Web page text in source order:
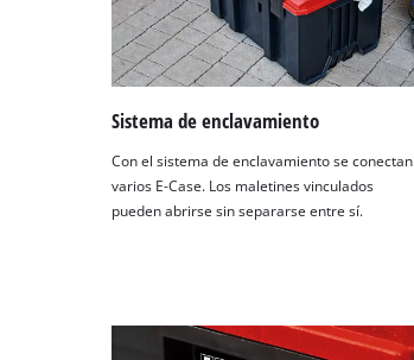
Sistema de enclavamiento
Con el sistema de enclavamiento se conectan
varios E-Case. Los maletines vinculados
pueden abrirse sin separarse entre sí.